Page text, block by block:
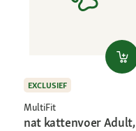
EXCLUSIEF
MultiFit
nat kattenvoer Adult,